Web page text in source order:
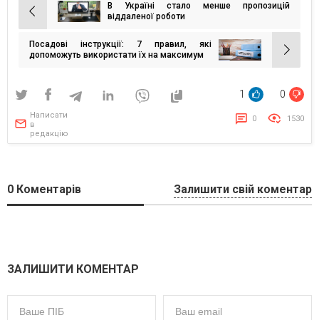
Навігація
записів
В Україні стало менше пропозицій
віддаленої роботи
Посадові інструкції: 7 правил, які
допоможуть використати їх на максимум
1 0
Написати
в
редакцію
0 1530
0 Коментарів Залишити свій коментар
ЗАЛИШИТИ КОМЕНТАР